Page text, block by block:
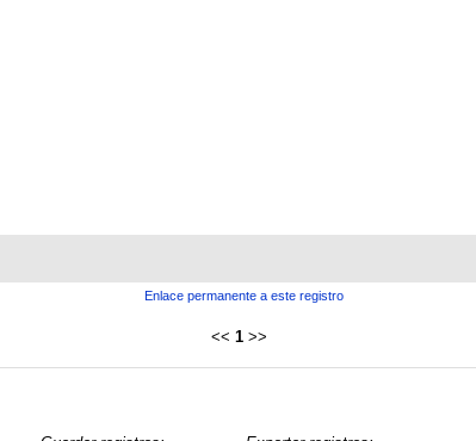
Enlace permanente a este registro
<< 1 >>